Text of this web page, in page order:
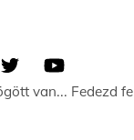
van... Fedezd